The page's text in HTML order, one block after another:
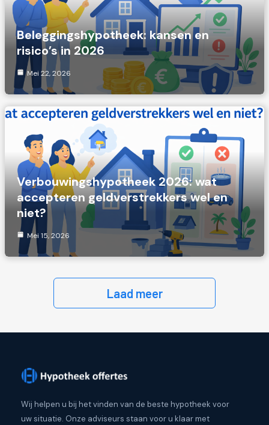
Beleggingshypotheek: kansen en
risico’s in 2026
Mei 22, 2026
Verbouwingshypotheek 2026: wat
accepteren geldverstrekkers wel en
niet?
Mei 15, 2026
Laad meer
Wij helpen u bij het vinden van de beste hypotheek voor
uw situatie. Onze adviseurs staan voor u klaar met